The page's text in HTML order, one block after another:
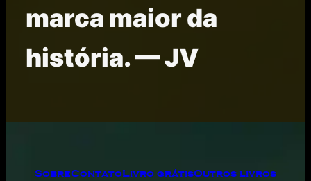
marca maior da
história. — JV
SobreContatoLivro grátisOutros livros